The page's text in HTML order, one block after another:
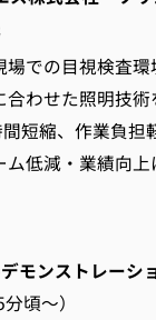
での目視検査環
わせた照明技術
短縮、作業負担
低減・業績向上
モンストレーシ
頃～）